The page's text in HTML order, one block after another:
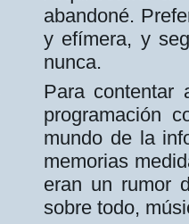
abandoné.
y efímera, y
nunca.
Para contentar
programación
mundo de la
memorias
eran un rumor
sobre todo,